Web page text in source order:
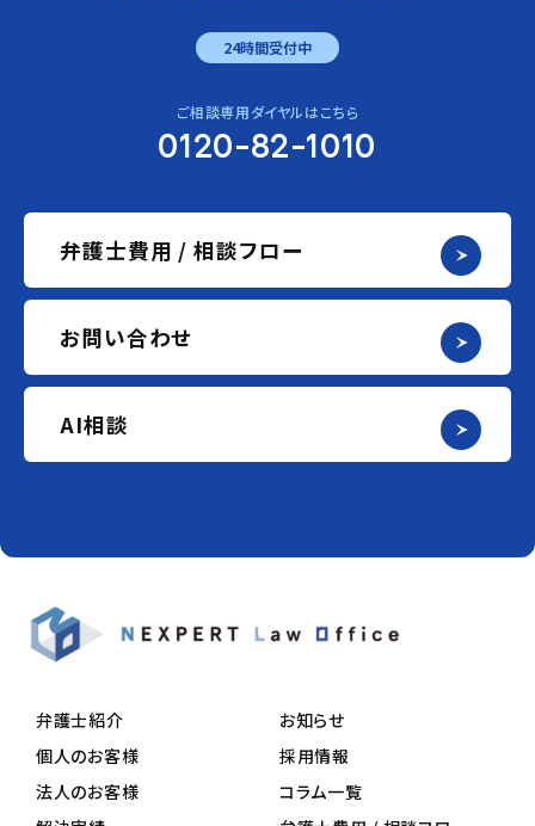
24時間受付中
ご相談専用ダイヤルはこちら
0120-82-1010
弁護士費用 / 相談フロー
お問い合わせ
AI相談
弁護士紹介
個人のお客様
法人のお客様
お知らせ
採用情報
コラム一覧